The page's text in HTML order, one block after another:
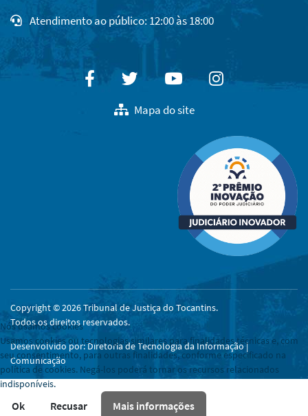
Atendimento ao público: 12:00 às 18:00
FacebookTwitterYoutubeInstagram
Mapa do site
Copyright © 2026 Tribunal de Justiça do Tocantins.
Todos os direitos reservados.
Desenvolvido por: Diretoria de Tecnologia da Informação |
Comunicação
Nós usamos cookies
Usamos cookies ou tecnologias similares para finalidades técnicas e, com
seu consentimento, para outras finalidades, conforme especificado na
política de cookies. Negá-los poderá tornar os recursos relacionados
indisponíveis.
Ok Recusar Mais informações